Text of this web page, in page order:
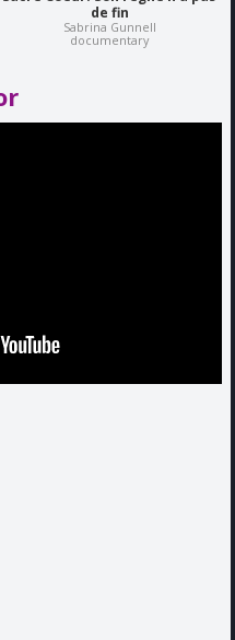
de fin
Sabrina Gunnell
documentary